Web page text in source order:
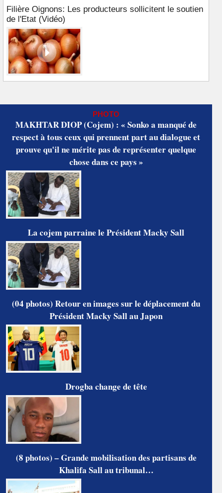
Filière Oignons: Les producteurs sollicitent le soutien
de l'Etat (Vidéo)
PHOTO
MAKHTAR DIOP (Cojem) : « Sonko a manqué de
respect à tous ceux qui prennent part au dialogue et
prouve qu'il ne mérite pas de représenter quelque
chose dans ce pays »
La cojem parraine le Président Macky Sall
(04 photos) Retour en images sur le déplacement du
Président Macky Sall au Japon
Drogba change de tête
(8 photos) – Grande mobilisation des partisans de
Khalifa Sall au tribunal…